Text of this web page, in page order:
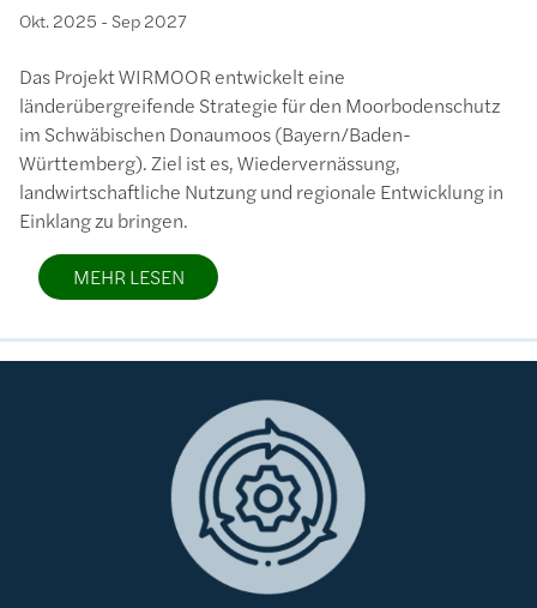
Okt. 2025 - Sep 2027
Das Projekt WIRMOOR entwickelt eine
länderübergreifende Strategie für den Moorbodenschutz
im Schwäbischen Donaumoos (Bayern/Baden-
Württemberg). Ziel ist es, Wiedervernässung,
landwirtschaftliche Nutzung und regionale Entwicklung in
Einklang zu bringen.
MEHR LESEN